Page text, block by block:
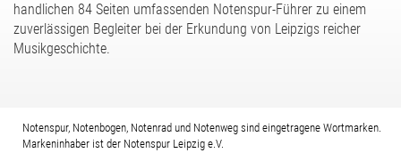
handlichen 84 Seiten umfassenden Notenspur-Führer zu einem
zuverlässigen Begleiter bei der Erkundung von Leipzigs reicher
Musikgeschichte.
Notenspur, Notenbogen, Notenrad und Notenweg sind eingetragene Wortmarken.
Markeninhaber ist der Notenspur Leipzig e.V.